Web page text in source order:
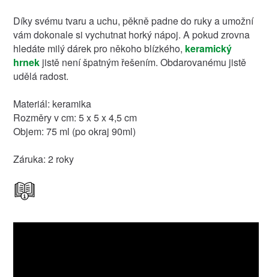
Díky svému tvaru a uchu, pěkně padne do ruky a umožní
vám dokonale si vychutnat horký nápoj. A pokud zrovna
hledáte milý dárek pro někoho blízkého, keramický
hrnekjistě není špatným řešením. Obdarovanému jistě
udělá radost.
Materiál: keramika
Rozměry v cm: 5 x 5 x 4,5 cm
Objem: 75 ml (po okraj 90ml)
Záruka: 2 roky